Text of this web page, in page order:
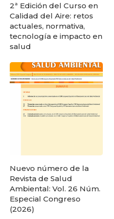
2ª Edición del Curso en
Calidad del Aire: retos
actuales, normativa,
tecnología e impacto en
salud
Nuevo número de la
Revista de Salud
Ambiental: Vol. 26 Núm.
Especial Congreso
(2026)